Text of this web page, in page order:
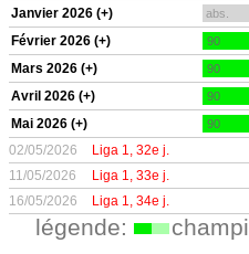
Janvier 2026 (+) abs.
Février 2026 (+) 90
Mars 2026 (+) 90
Avril 2026 (+) 90
Mai 2026 (+) 90
02/05/2026 Liga 1, 32e j.
11/05/2026
Liga 1, 33e j.
16/05/2026
Liga 1, 34e j.
légende: